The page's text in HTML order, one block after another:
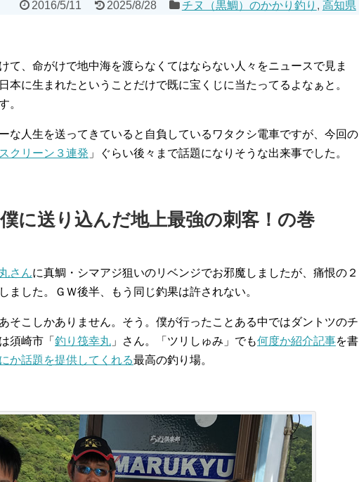
2016/5/11 2025/8/28 チヌ（黒鯛）のかかり釣り , 高知県
て、命がけで地中海を渡らなくてはならない人々をニュースで見ま
本に生まれたということだけで既に宝くじに当たってるよなぁと。
。
な人生を送ってきていると自負しているワタクシ電車ですが、今回の
クリーン３連発 」ぐらい後々まで話題になりそうな出来事でした。
に送り込んだ地上最強の刺客！の巻
さんに真鯛・シマアジ狙いのリベンジでお邪魔しましたが、痛恨の２
ました。ＧＷ後半、もう同じ釣果は許されない。
そこしかありません。そう。僕が行ったことある中ではダントツのチ
須崎市「 釣り筏幸丸 」さん。「ツリしゅみ」でも何度か紹介記事を書
か話題を提供してくれる最高の釣り場。